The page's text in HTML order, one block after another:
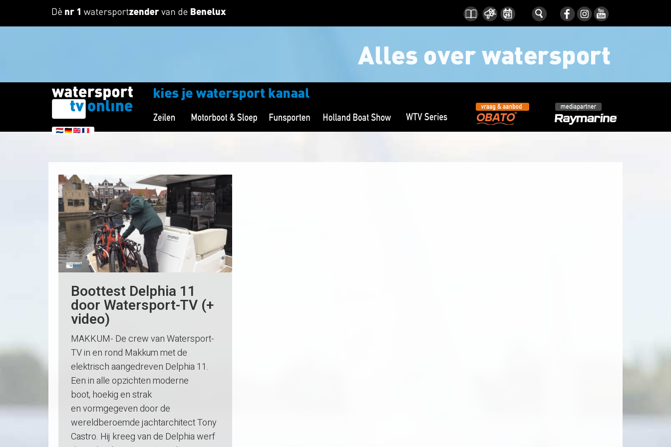
Boottest Delphia 11
door Watersport-TV (+
video)
MAKKUM- De crew van Watersport-
TV in en rond Makkum met de
elektrisch aangedreven Delphia 11.
Een in alle opzichten moderne
boot, hoekig en strak
en vormgegeven door de
wereldberoemde jachtarchitect Tony
Castro. Hij kreeg van de Delphia werf